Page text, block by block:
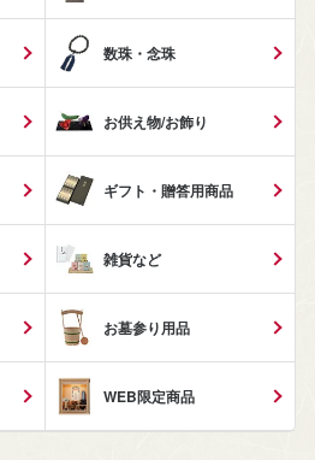
数珠・念珠
お供え物/お飾り
ギフト・贈答用商品
雑貨など
お墓参り用品
WEB限定商品